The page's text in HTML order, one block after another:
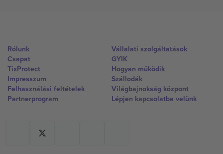
Rólunk
Csapat
TixProtect
Impresszum
Felhasználási feltételek
Partnerprogram
Vállalati szolgáltatások
GYIK
Hogyan működik
Szállodák
Világbajnokság központ
Lépjen kapcsolatba velünk